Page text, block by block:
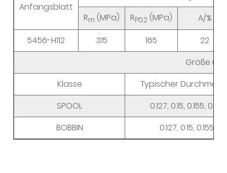
Anfangsblatt
Rm (MPa) RP0.2 (MPa)
A/%
5456-H112
315 165
22
Größe
Klasse
Typischer
SPOOL
0.127, 0.15, 0.155, 0.16,
BOBBIN
0.127, 0.15, 0.155,